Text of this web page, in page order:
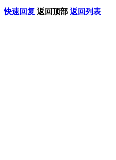
快速回复 返回顶部 返回列表